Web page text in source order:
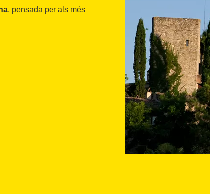
, pensada per als més